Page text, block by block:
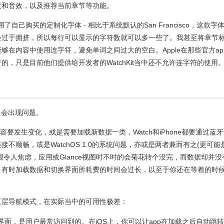
音效，以及推荐当前章节等功能。
了自己购买的定制化字体 - 相比于系统默认的San Francisco，这款字
于拥挤，所以每行可以显示的字符数就可以多一些了。我甚至将章节
在内容中使用连字符，避免单词之间过大的空白。Apple在那些官方
，只是目前他们提供给开发者的WatchKit当中还不允许连字符的使用
出现问题。
要发生变化，或是需要加载新数据一类，Watch和iPhone都要通过蓝
不顺畅，或是WatchOS 1.0的系统问题，亦或是两者兼而有之(更可能
人焦虑，应用或Glance视图时不时的会菊花转个没完，而数据却并没
时加载数据和切换界面所耗费的时间会过长，以至于你还在等着的时
导航模式，在实际当中的可用性极差：
面，是用户最常访问到的。在iOS上，你可以让app在加载之后自动跳